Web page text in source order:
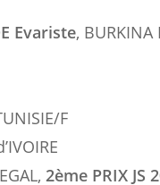
Evariste, BURKINA
F
2ème PRIX JS